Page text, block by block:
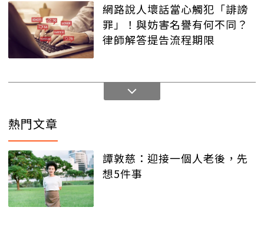
網路說人壞話當心觸犯「誹謗
罪」！與妨害名譽有何不同？
律師解答提告流程期限
熱門文章
譚敦慈：迎接一個人老後，先
想5件事